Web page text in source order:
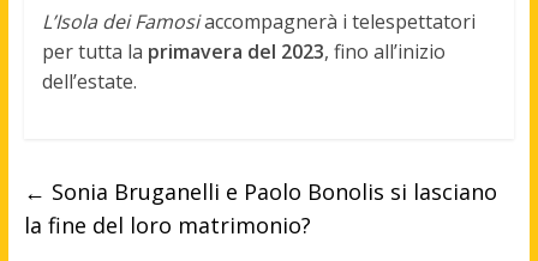
L’Isola dei Famosiaccompagnerà i telespettatori
per tutta la primavera del 2023, fino all’inizio
dell’estate.
← Sonia Bruganelli e Paolo Bonolis si lasciano
la fine del loro matrimonio?